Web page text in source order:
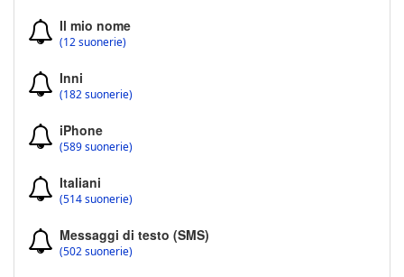
Il mio nome
(12 suonerie)
Inni
(182 suonerie)
iPhone
(589 suonerie)
Italiani
(514 suonerie)
Messaggi di testo (SMS)
(502 suonerie)